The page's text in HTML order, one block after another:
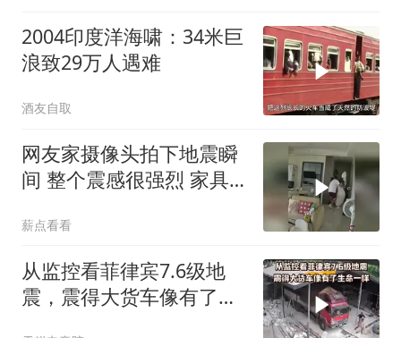
2004印度洋海啸：34米巨
浪致29万人遇难
酒友自取
网友家摄像头拍下地震瞬
间 整个震感很强烈 家具
薪点看看
从监控看菲律宾7.6级地
震，震得大货车像有了生